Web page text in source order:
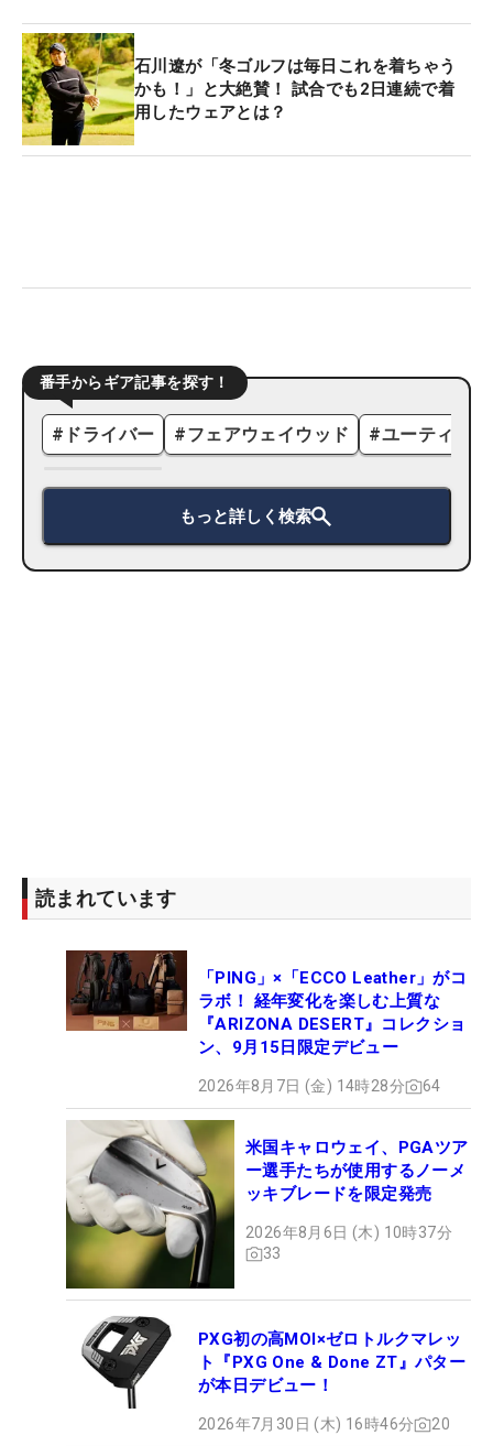
石川遼が「冬ゴルフは毎日これを着ちゃう
かも！」と大絶賛！ 試合でも2日連続で着
用したウェアとは？
番手からギア記事を探す！
# ドライバー #フェアウェイウッド #ユーティリ
もっと詳しく検索
読まれています
「PING」×「ECCO Leather」がコ
ラボ！ 経年変化を楽しむ上質な
『ARIZONA DESERT』コレクショ
ン、9月15日限定デビュー
2026年8月7日 (金) 14時28分 64
米国キャロウェイ、PGAツア
ー選手たちが使用するノーメ
ッキブレードを限定発売
2026年8月6日 (木) 10時37分
33
PXG初の高MOI×ゼロトルクマレッ
ト『PXG One & Done ZT』パター
が本日デビュー！
2026年7月30日 (木) 16時46分 20